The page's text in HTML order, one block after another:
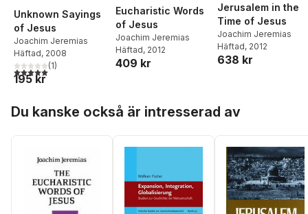
Unknown Sayings
of Jesus
Joachim Jeremias
Häftad, 2008
5,0utav 5 stjärnor. Totalt antal röster:
(1)
195 kr
Eucharistic Words
of Jesus
Joachim Jeremias
Häftad, 2012
409 kr
Jerusalem in the
Time of Jesus
Joachim Jeremias
Häftad, 2012
638 kr
Du kanske också är intresserad av